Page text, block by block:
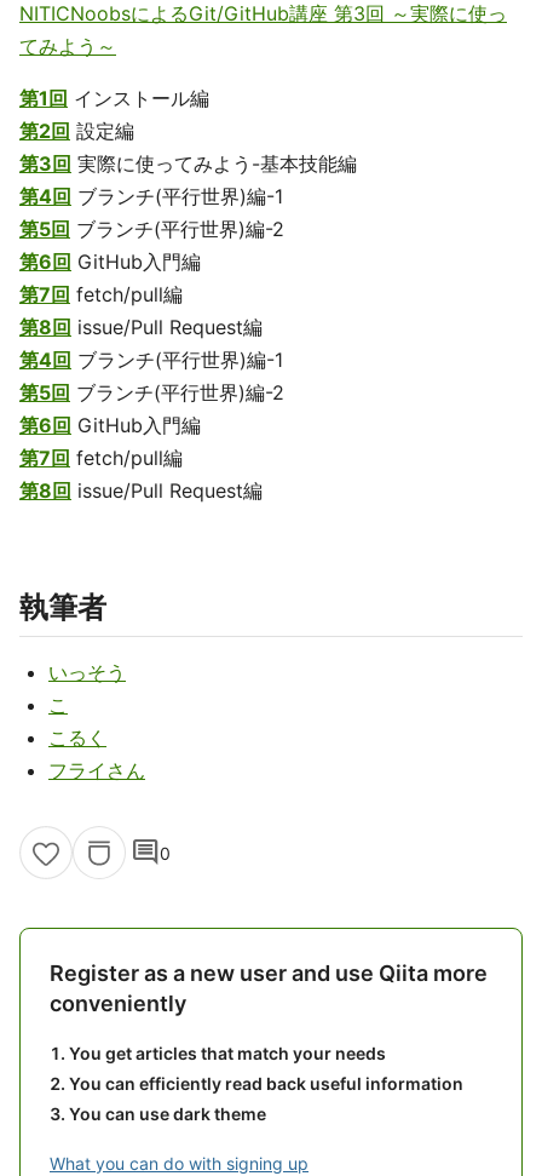
NITICNoobsによるGit/GitHub講座 第3回 ～実際に使っ
てみよう～
第1回 インストール編
第2回 設定編
第3回 実際に使ってみよう-基本技能編
第4回 ブランチ(平行世界)編-1
第5回 ブランチ(平行世界)編-2
第6回 GitHub入門編
第7回 fetch/pull編
第8回 issue/Pull Request編
第4回 ブランチ(平行世界)編-1
第5回 ブランチ(平行世界)編-2
第6回 GitHub入門編
第7回 fetch/pull編
第8回 issue/Pull Request編
執筆者
いっそう
こ
こるく
フライさん
comment0
Register as a new user and use Qiita more
conveniently
You get articles that match your needs
You can efficiently read back useful information
You can use dark theme
What you can do with signing up